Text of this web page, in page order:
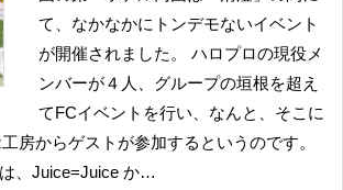
て、なかなかにトンデモないイベント
が開催されました。 ハロプロの現役メ
ンバーが４人、グループの垣根を超え
てFCイベントを行い、なんと、そこに
房からゲストが参加するというのです。
、Juice=Juice か…